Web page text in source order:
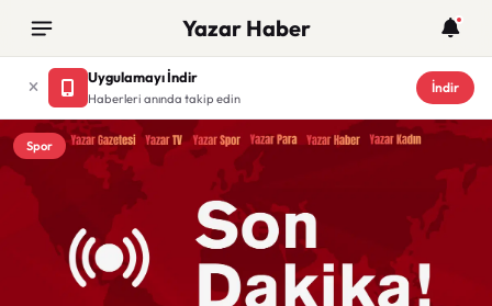
Yazar Haber
Uygulamayı İndir
Haberleri anında takip edin
İndir
Spor